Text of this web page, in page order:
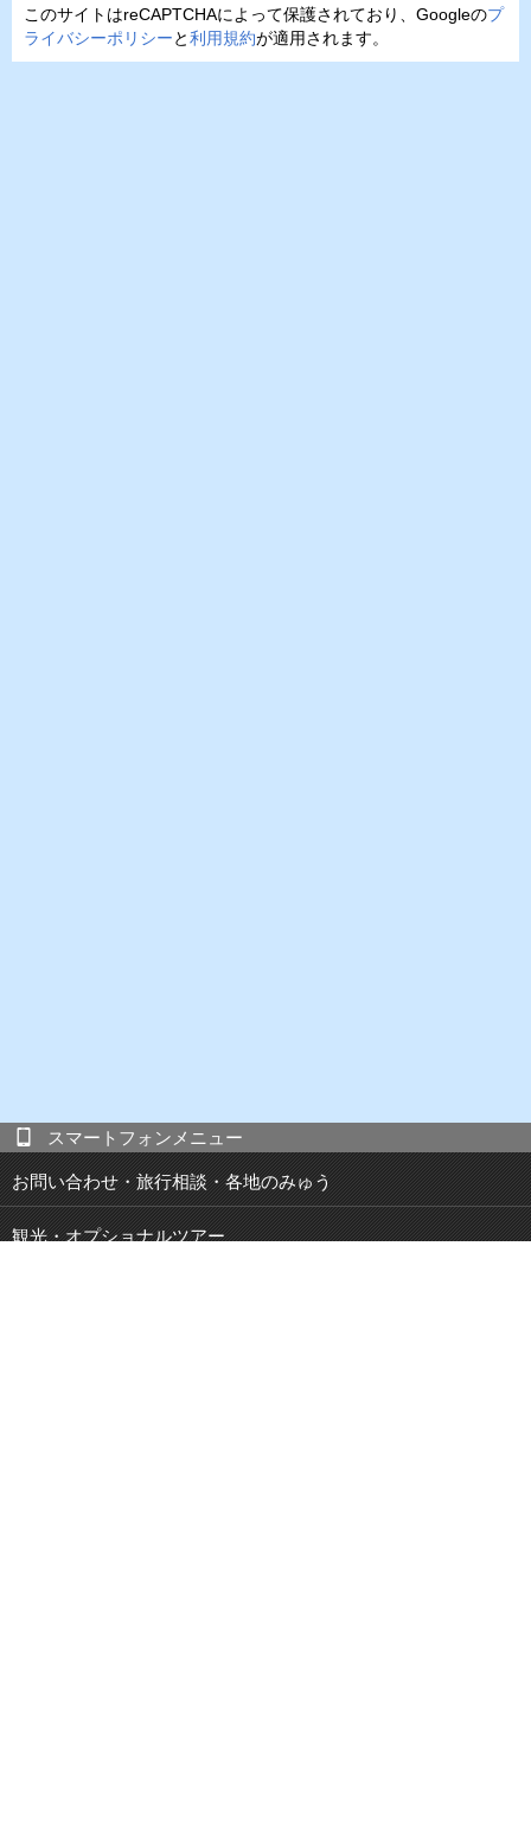
このサイトはreCAPTCHAによって保護されており、Googleのプ
ライバシーポリシーと利用規約が適用されます。
スマートフォンメニュー
お問い合わせ・旅行相談・各地のみゅう
観光・オプショナルツアー